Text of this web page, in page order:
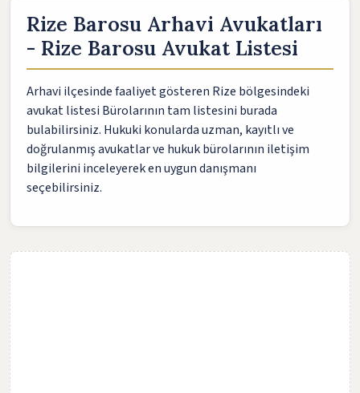
Rize Barosu Arhavi Avukatları
- Rize Barosu Avukat Listesi
Arhavi ilçesinde faaliyet gösteren Rize bölgesindeki
avukat listesi Bürolarının tam listesini burada
bulabilirsiniz. Hukuki konularda uzman, kayıtlı ve
doğrulanmış avukatlar ve hukuk bürolarının iletişim
bilgilerini inceleyerek en uygun danışmanı
seçebilirsiniz.